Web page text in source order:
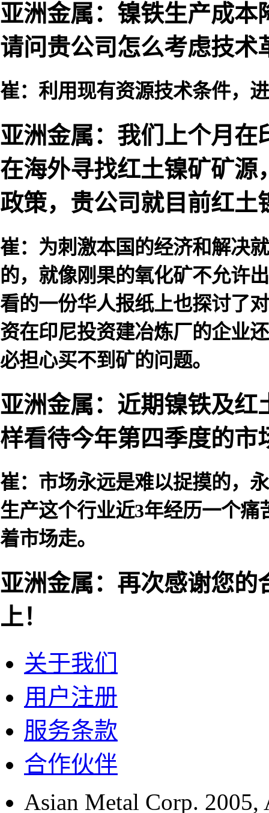
亚洲金属：镍铁生产成本
请问贵公司怎么考虑技术
崔：利用现有资源技术条件，
亚洲金属：我们上个月在
在海外寻找红土镍矿矿源
政策，贵公司就目前红土
崔：为刺激本国的经济和解决
的，就像刚果的氧化矿不允许
看的一份华人报纸上也探讨了
资在印尼投资建冶炼厂的企业
必担心买不到矿的问题。
亚洲金属：近期镍铁及红
样看待今年第四季度的市
崔：市场永远是难以捉摸的，
生产这个行业近3年经历一个
着市场走。
亚洲金属：再次感谢您的
上！
关于我们
用户注册
服务条款
合作伙伴
Asian Metal Corp. 2005,